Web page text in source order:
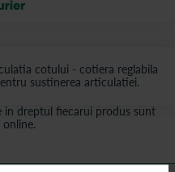
cotului - cotiera reglabila
sustinerea articulatiei.
in dreptul fiecarui produs sunt